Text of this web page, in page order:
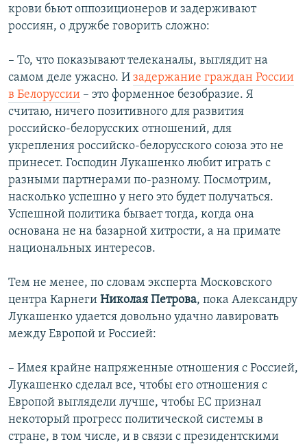
крови бьют оппозиционеров и задерживают
россиян, о дружбе говорить сложно:
– То, что показывают телеканалы, выглядит на
самом деле ужасно. И задержание граждан России
в Белоруссии – это форменное безобразие. Я
считаю, ничего позитивного для развития
российско-белорусских отношений, для
укрепления российско-белорусского союза это не
принесет. Господин Лукашенко любит играть с
разными партнерами по-разному. Посмотрим,
насколько успешно у него это будет получаться.
Успешной политика бывает тогда, когда она
основана не на базарной хитрости, а на примате
национальных интересов.
Тем не менее, по словам эксперта Московского
центра Карнеги Николая Петрова, пока Александру
Лукашенко удается довольно удачно лавировать
между Европой и Россией:
– Имея крайне напряженные отношения с Россией,
Лукашенко сделал все, чтобы его отношения с
Европой выглядели лучше, чтобы ЕС признал
некоторый прогресс политической системы в
стране, в том числе, и в связи с президентскими